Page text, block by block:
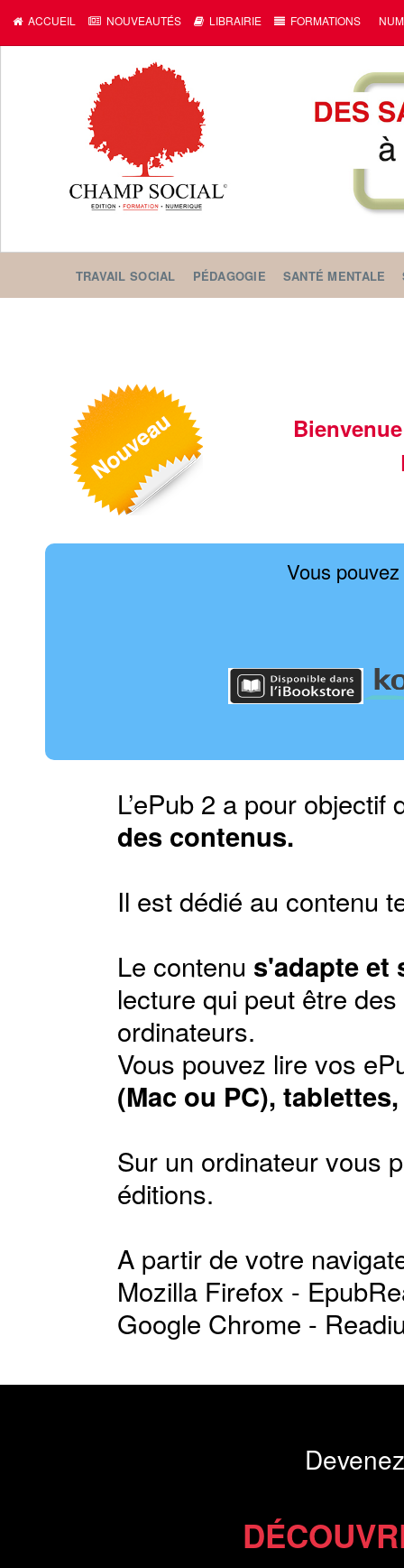
ACCUEIL NOUVEAUTÉS LIBRAIRIE FORMATIONS
TRAVAIL SOCIAL PÉDAGOGIE SANTÉ MENTALE
Vous
L’ePub 2 a pour
des contenus.
Il est dédié au contenu
Le contenu s'adapte et
lecture qui peut être
ordinateurs.
Vous pouvez lire vos
(Mac ou PC),
Sur un ordinateur vous
éditions.
A partir de votre
Mozilla Firefox -
Google Chrome -